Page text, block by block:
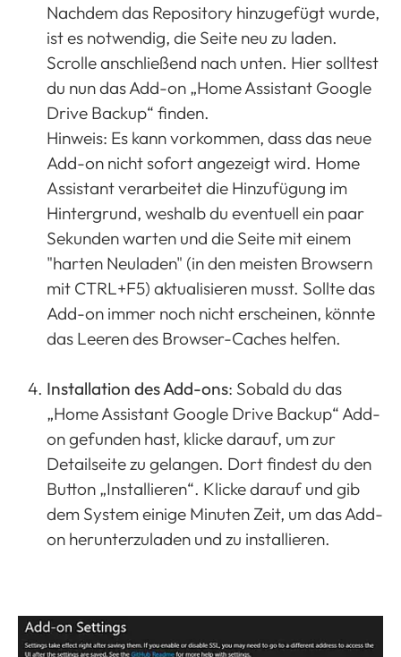
Nachdem das Repository hinzugefügt wurde,
ist es notwendig, die Seite neu zu laden.
Scrolle anschließend nach unten. Hier solltest
du nun das Add-on „Home Assistant Google
Drive Backup“ finden.
Hinweis: Es kann vorkommen, dass das neue
Add-on nicht sofort angezeigt wird. Home
Assistant verarbeitet die Hinzufügung im
Hintergrund, weshalb du eventuell ein paar
Sekunden warten und die Seite mit einem
"harten Neuladen" (in den meisten Browsern
mit CTRL+F5) aktualisieren musst. Sollte das
Add-on immer noch nicht erscheinen, könnte
das Leeren des Browser-Caches helfen.
Installation des Add-ons: Sobald du das
„Home Assistant Google Drive Backup“ Add-
on gefunden hast, klicke darauf, um zur
Detailseite zu gelangen. Dort findest du den
Button „Installieren“. Klicke darauf und gib
dem System einige Minuten Zeit, um das Add-
on herunterzuladen und zu installieren.
Show larger version for: